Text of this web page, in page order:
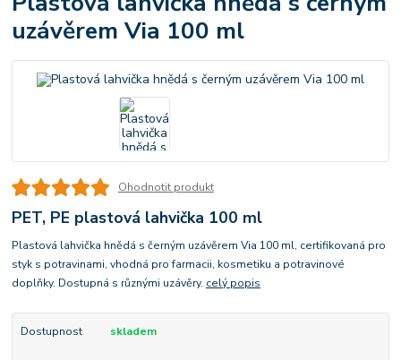
uzávěrem Via 100 ml
Ohodnotit produkt
PET, PE plastová lahvička 100 ml
Plastová lahvička hnědá s černým uzávěrem Via 100 ml, certifikovaná pro
styk s potravinami, vhodná pro farmacii, kosmetiku a potravinové
doplňky. Dostupná s různými uzávěry. celý popis
Dostupnost skladem